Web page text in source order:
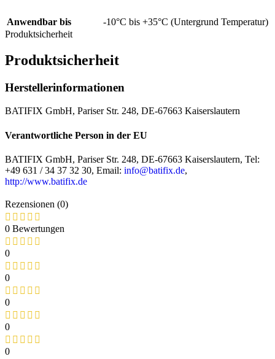
Anwendbar bis
-10°C bis +35°C (Untergrund Temperatur)
Produktsicherheit
Produktsicherheit
Herstellerinformationen
BATIFIX GmbH, Pariser Str. 248, DE-67663 Kaiserslautern
Verantwortliche Person in der EU
BATIFIX GmbH, Pariser Str. 248, DE-67663 Kaiserslautern, Tel:
+49 631 / 34 37 32 30, Email: info@batifix.de,
http://www.batifix.de
Rezensionen (0)
0 Bewertungen
0
0
0
0
0